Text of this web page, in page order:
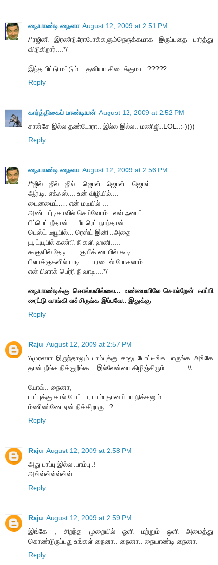
நையாண்டி நைனா August 12, 2009 at 2:51 PM
/*ரஜினி இரண்டுரோபோக்களும்நெருக்கமாக இருப்பதை பார்த்து
விடுகிறார்....*/
இந்த பிட்டு மட்டும்... தனியா கிடைக்குமா...?????
Reply
கார்த்திகைப் பாண்டியன் August 12, 2009 at 2:52 PM
சான்சே இல்ல தண்டோரா.. இல்ல இல்ல.. மணிஜி..LOL..:-))))
Reply
நையாண்டி நைனா August 12, 2009 at 2:56 PM
/*ஜில்.. ஜில்.. ஜில்... ஜொள்...ஜொள்... ஜொள்....
ஆர்.டி. எக்ஃஸ்.... உன் விழியில்....
டைனமைட்…. என் மடியில் ....
அண்டார்டிகாவில் செய்வோம்...லவ் ஃபைட்.
பிப்பெட் நீதான்.... பீயுரெட்.நாந்தான்..
டெஸ்ட் டீயூபில்... ரெஸ்ட் இனி ..அதை
யூ ட்யூபில் கண்டு நீ களி ஹனி.....
கூகுளில் தேடி...... குயிக் டைமில் கூடி...
பிளாக்குகளில் பாடி.....பாரடைஸ் போகலாம்...
என் பிளாக் பெர்ரி நீ வாடி....*/
நையாண்டிக்கு சொல்லவில்லை... உண்மையிலே சொல்றேன் காப்பி
ரைட்டு வாங்கி வச்சிருங்க இப்பவே.. இதுக்கு
Reply
Raju August 12, 2009 at 2:57 PM
\\முரணா இருந்தாலும் பாம்புக்கு காலு போட்டீங்க பாருங்க அங்கே
தான் நீங்க நிக்குறீங்க... இல்லேன்னா கிழிஞ்சிரும்............\\
யோவ்.. நைனா,
பாப்புக்கு கால் போட்டா, பாம்புதானய்யா நிக்கனும்.
ம்ணிண்ணே ஏன் நிக்கிறாரு...?
Reply
Raju August 12, 2009 at 2:58 PM
அது பாப்பு இல்ல..பாம்பு..!
அவ்வ்வ்வ்வ்வ்வ்
Reply
Raju August 12, 2009 at 2:59 PM
இங்கே , சிறந்த முறையில் ஓளி மற்றும் ஒளி அமைத்து
கொண்டுருப்பது உங்கள் நைனா.. நைனா.. நையாண்டி நைனா.
Reply